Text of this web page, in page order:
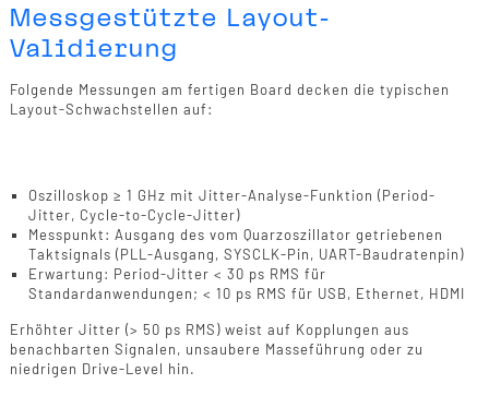
Messgestützte Layout-
Validierung
Folgende Messungen am fertigen Board decken die typischen
Layout-Schwachstellen auf:
Oszilloskop ≥ 1 GHz mit Jitter-Analyse-Funktion (Period-
Jitter, Cycle-to-Cycle-Jitter)
Messpunkt: Ausgang des vom Quarzoszillator getriebenen
Taktsignals (PLL-Ausgang, SYSCLK-Pin, UART-Baudratenpin)
Erwartung: Period-Jitter < 30 ps RMS für
Standardanwendungen; < 10 ps RMS für USB, Ethernet, HDMI
Erhöhter Jitter (> 50 ps RMS) weist auf Kopplungen aus
benachbarten Signalen, unsaubere Masseführung oder zu
niedrigen Drive-Level hin.